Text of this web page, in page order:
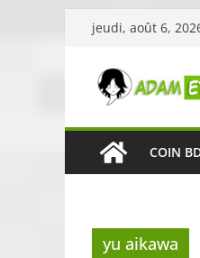
Passer
contenu
jeudi, août 6,
COIN
yu aikawa